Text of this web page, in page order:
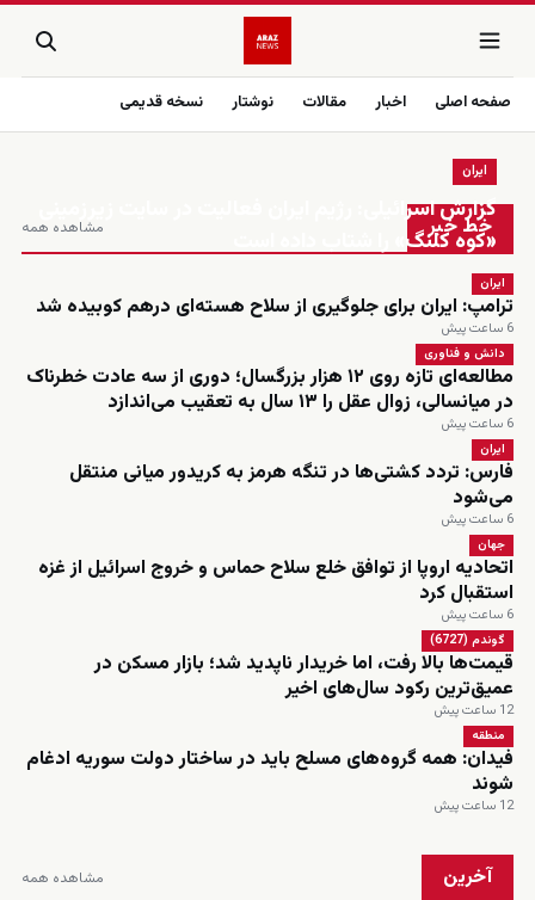
صفحه اصلی اخبار مقالات نوشتار نسخه قدیمی
زنده
خط خبر مشاهده همه
ایران
گزارش اسرائیلی: رژیم ایران فعالیت در سایت زیرزمینی
«کوه کلنگ» را شتاب داده است
ایران
ترامپ: ایران برای جلوگیری از سلاح هسته‌ای درهم کوبیده شد
6 ساعت پیش
دانش و فناوری
مطالعه‌ای تازه روی ۱۲ هزار بزرگسال؛ دوری از سه عادت خطرناک
در میانسالی، زوال عقل را ۱۳ سال به تعقیب می‌اندازد
6 ساعت پیش
ایران
فارس: تردد کشتی‌ها در تنگه هرمز به کریدور میانی منتقل
می‌شود
6 ساعت پیش
جهان
اتحادیه اروپا از توافق خلع سلاح حماس و خروج اسرائیل از غزه
استقبال کرد
6 ساعت پیش
گوندم (6727)
قیمت‌ها بالا رفت، اما خریدار ناپدید شد؛ بازار مسکن در
عمیق‌ترین رکود سال‌های اخیر
12 ساعت پیش
منطقه
فیدان: همه گروه‌های مسلح باید در ساختار دولت سوریه ادغام
شوند
12 ساعت پیش
آخرین مشاهده همه